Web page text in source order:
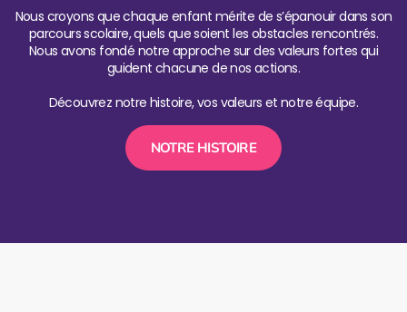
Nous croyons que chaque enfant mérite de s’épanouir dans son
parcours scolaire, quels que soient les obstacles rencontrés.
Nous avons fondé notre approche sur des valeurs fortes qui
guident chacune de nos actions.
Découvrez notre histoire, vos valeurs et notre équipe.
NOTRE HISTOIRE